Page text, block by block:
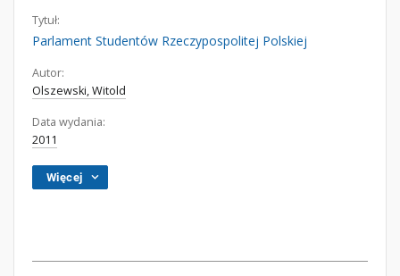
Tytuł:
Parlament Studentów Rzeczypospolitej Polskiej
Autor:
Olszewski, Witold
Data wydania:
2011
Więcej